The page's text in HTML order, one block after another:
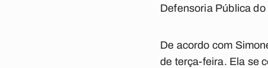
Defensoria Pública
De acordo com
de terça-feira. Ela se